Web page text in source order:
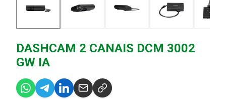
DASHCAM 2 CANAIS DCM 3002
GW IA